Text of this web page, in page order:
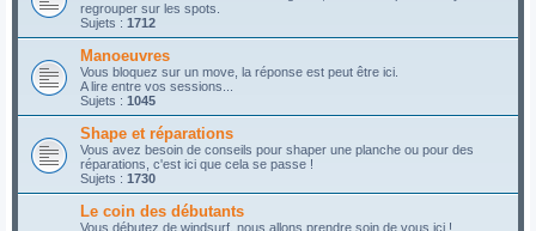
regrouper sur les spots.
Sujets : 1712
Manoeuvres
Vous bloquez sur un move, la réponse est peut être ici.
A lire entre vos sessions...
Sujets : 1045
Shape et réparations
Vous avez besoin de conseils pour shaper une planche ou pour des
réparations, c'est ici que cela se passe !
Sujets : 1730
Le coin des débutants
Vous débutez de windsurf, nous allons prendre soin de vous ici !